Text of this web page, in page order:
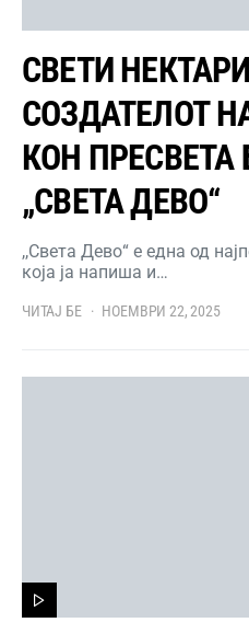
СВЕТИ
СОЗДАТЕЛОТ
КОН
„СВЕТА ДЕВО“
,,Света Дево“ е една од
која ја напиша и…
ЧИТАЈ БЕ НОЕМВРИ 22, 2025